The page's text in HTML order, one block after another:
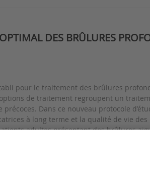
DES BRÛLURES
pour le traitement des brûlures
de traitement regroupent un
précoces. Dans ce nouveau protocole
à long terme et la qualité de vie
adultes présentant des brûlures
jugement principal est la qualité à long
jusqu’à douze mois après la sortie.